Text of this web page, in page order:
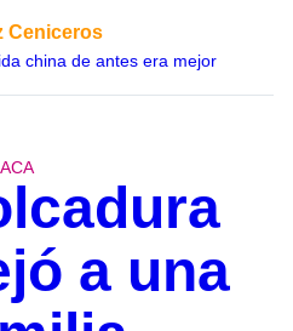
Ceniceros
china de antes era mejor
a una